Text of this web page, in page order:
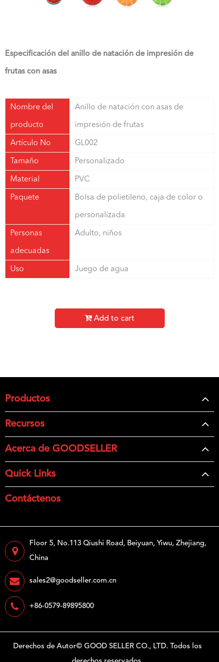
Especificación del anillo de natación de impresión de
frutas con asas
Nombre del
producto
Anillo de natación con asas de
impresión de frutas
Artículo No GL002
Tamaño Personalizado
Material PVC
Paquete Bolsa de polietileno, caja de color o
personalizada
Personas
adecuadas
Adulto, niños
Uso Juego de agua
Add to cart
Productos
Recursos
Acerca de GOODSELLER
Quick Links
Contáctenos
Floor 5, No.113 Qiushi Road, Beiyuan, Yiwu, Zhejiang,
China
sales2@goodseller.com.cn
+86-0579-89895800
Derechos de Autor© GOOD SELLER CO., LTD. Todos los